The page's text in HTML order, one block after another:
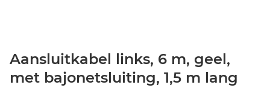
Aansluitkabel links, 6 m, geel,
met bajonetsluiting, 1,5 m lang